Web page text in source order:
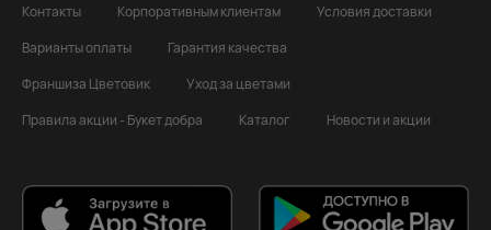
Контакты
Корпоративным клиентам
Условия доставки
Варианты оплаты
Гарантия качества
Франшиза Цветовик
Уход за цветами
Правила акции - Букет добра
Каталог Новости и акции